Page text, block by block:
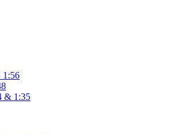
& 1:35